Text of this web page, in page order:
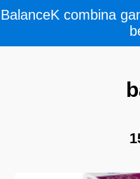
BalanceK combina